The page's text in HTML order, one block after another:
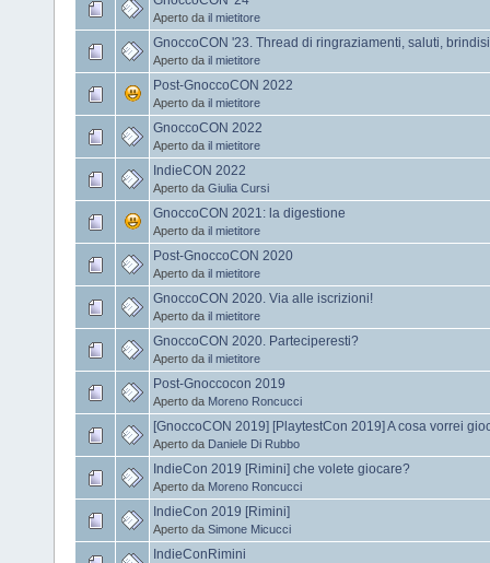
Aperto da il mietitore
GnoccoCON '23. Thread di ringraziamenti, saluti, brindisi
Aperto da il mietitore
Post-GnoccoCON 2022
Aperto da il mietitore
GnoccoCON 2022
Aperto da il mietitore
IndieCON 2022
Aperto da Giulia Cursi
GnoccoCON 2021: la digestione
Aperto da il mietitore
Post-GnoccoCON 2020
Aperto da il mietitore
GnoccoCON 2020. Via alle iscrizioni!
Aperto da il mietitore
GnoccoCON 2020. Parteciperesti?
Aperto da il mietitore
Post-Gnoccocon 2019
Aperto da Moreno Roncucci
[GnoccoCON 2019] [PlaytestCon 2019] A cosa vorrei
Aperto da Daniele Di Rubbo
IndieCon 2019 [Rimini] che volete giocare?
Aperto da Moreno Roncucci
IndieCon 2019 [Rimini]
Aperto da Simone Micucci
IndieConRimini